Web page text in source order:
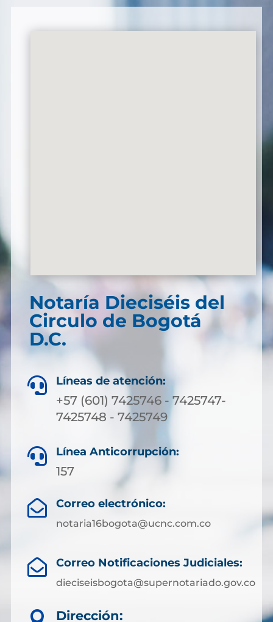
Notaría Dieciséis del
Circulo de Bogotá
D.C.
 Líneas de atención:
+57 (601) 7425746 - 7425747-
7425748 - 7425749
 Línea Anticorrupción:
157
 Correo electrónico:
notaria16bogota@ucnc.com.co
 Correo Notificaciones Judiciales:
dieciseisbogota@supernotariado.gov.co
Dirección: